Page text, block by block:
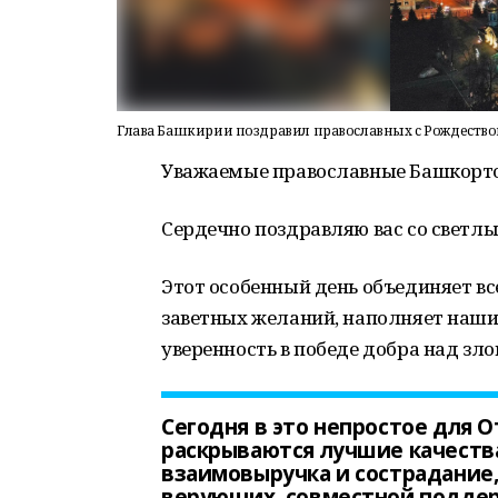
Глава Башкирии поздравил православных с
Уважаемые православные
Сердечно поздравляю вас со
Этот особенный день объединяет
заветных желаний, наполняет
уверенность в победе добра над
Сегодня в это непростое для
раскрываются лучшие
взаимовыручка и